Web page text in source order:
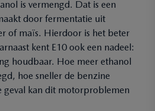
is vermengd. Dat is een
door fermentatie uit
of maïs. Hierdoor is het beter
kent E10 ook een nadeel:
houdbaar. Hoe meer ethanol
hoe sneller de benzine
geval kan dit motorproblemen